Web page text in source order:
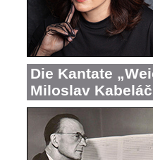
Die Kantate
Miloslav Kabeláč